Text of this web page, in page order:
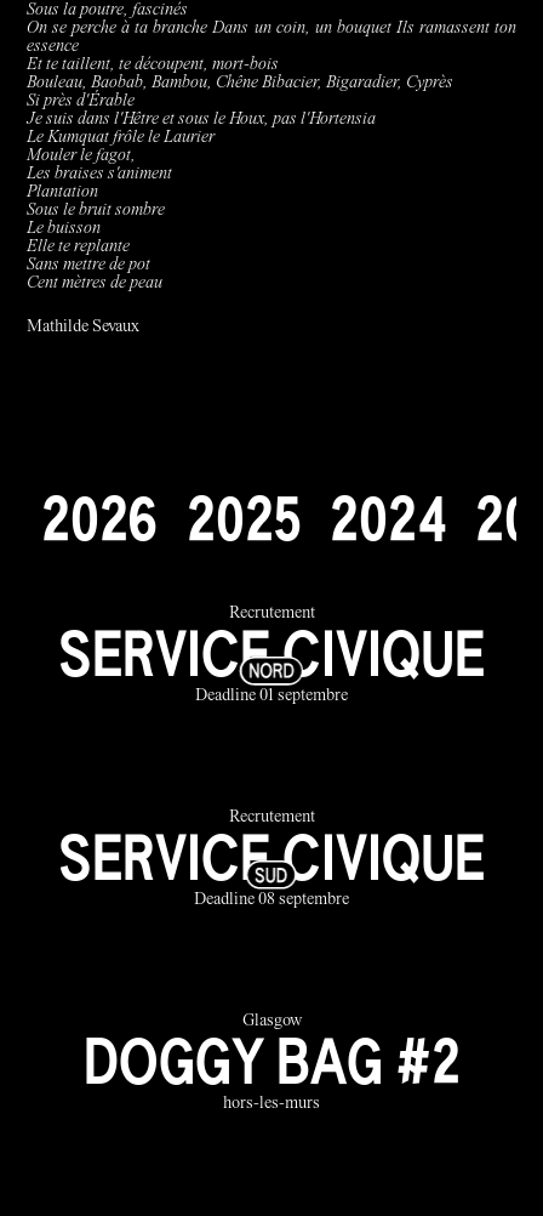
Sous la poutre, fascinés
On se perche à ta branche Dans un coin, un bouquet Ils ramassent ton
essence
Et te taillent, te découpent, mort-bois
Bouleau, Baobab, Bambou, Chêne Bibacier, Bigaradier, Cyprès
Si près d'Érable
Je suis dans l'Hêtre et sous le Houx, pas l'Hortensia
Le Kumquat frôle le Laurier
Mouler le fagot,
Les braises s'animent
Plantation
Sous le bruit sombre
Le buisson
Elle te replante
Sans mettre de pot
Cent mètres de peau
Mathilde Sevaux
2026 2025 2024 20
Recrutement
SERVICE CIVIQUE
Deadline 01 septembre
Recrutement
SERVICE CIVIQUE
Deadline 08 septembre
Glasgow
DOGGY BAG #2
hors-les-murs